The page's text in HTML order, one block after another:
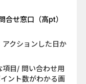
合せ窓口（高pt）
クションした日か
項目/ 問い合わせ用
ント数がわかる画